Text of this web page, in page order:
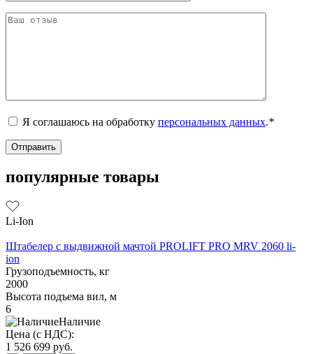
Я соглашаюсь на обработку персональных данных.*
популярные товары
Li-Ion
Штабелер с выдвижной мачтой PROLIFT PRO MRV 2060 li-
ion
Грузоподъемность, кг
2000
Высота подъема вил, м
6
Наличие
Цена (с НДС):
1 526 699 руб.